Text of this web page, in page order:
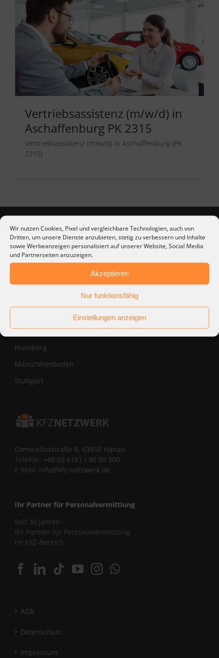
Wir nutzen Cookies, Pixel und vergleichbare Technologien, auch von
Dritten, um unsere Dienste anzubieten, stetig zu verbessern und Inhalte
sowie Werbeanzeigen personalisiert auf unserer Website, Social Media
und Partnerseiten anzuzeigen.
Akzeptieren
Nur funktionsfähig
Einstellungen anzeigen
Vertriebsassistenz (m/w/d) in
Aschaffenburg PK 2315
Vertriebsassistenz (m/w/d) in Aschaffenburg (PK
2315)
Aktuelle Jobs in...
Dortmund
Ludwigshafen
Nürnberg
Mainz/Wiesbaden
Stuttgart
Corniceliusstraße 8, 63450 Hanau
Telefon: +49 (0) 6181 / 90 90 300
E-Mail: info@kfz-netzwerk.de
Ihr Partner für Personalvermittlung
Seit 30 Jahren –
Ihr Partner für Personalvermittlung
im KFZ-Bereich.
AGB
Datenschutz
Impressum